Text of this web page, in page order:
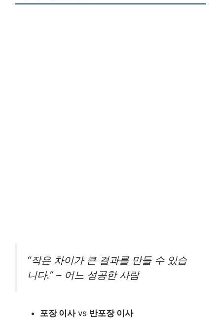
“작은 차이가 큰 결과를 만들 수 있습
니다.” – 어느 성공한 사람
포장 이사vs 반포장 이사